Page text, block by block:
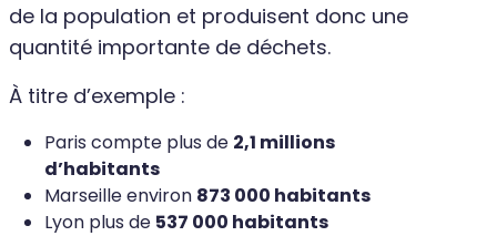
de la population et produisent donc une
quantité importante de déchets.
À titre d’exemple :
Paris compte plus de 2,1 millions
d’habitants
Marseille environ 873 000 habitants
Lyon plus de 537 000 habitants